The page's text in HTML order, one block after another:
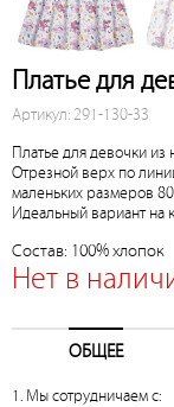
Платье для
Артикул: 291-130-33
Платье для девочки из
Отрезной верх по
маленьких размеров
Идеальный вариант на
Состав: 100% хлопок
Нет в
ОБЩЕЕ
1. Мы сотрудничаем с: